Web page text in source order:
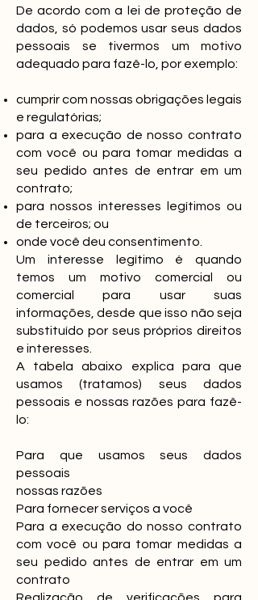
De acordo com a lei de proteção de
dados, só podemos usar seus dados
pessoais se tivermos um motivo
adequado para fazê-lo, por exemplo:
cumprir com nossas obrigações legais
e regulatórias;
para a execução de nosso contrato
com você ou para tomar medidas a
seu pedido antes de entrar em um
contrato;
para nossos interesses legítimos ou
de terceiros; ou
onde você deu consentimento.
Um interesse legítimo é quando
temos um motivo comercial ou
comercial para usar suas
informações, desde que isso não seja
substituído por seus próprios direitos
e interesses.
A tabela abaixo explica para que
usamos (tratamos) seus dados
pessoais e nossas razões para fazê-
lo:
Para que usamos seus dados
pessoais
nossas razões
Para fornecer serviços a você
Para a execução do nosso contrato
com você ou para tomar medidas a
seu pedido antes de entrar em um
contrato